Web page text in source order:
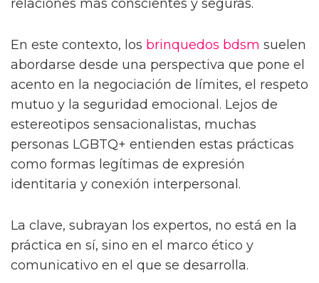
relaciones más conscientes y seguras.
En este contexto, los brinquedos bdsm suelen
abordarse desde una perspectiva que pone el
acento en la negociación de límites, el respeto
mutuo y la seguridad emocional. Lejos de
estereotipos sensacionalistas, muchas
personas LGBTQ+ entienden estas prácticas
como formas legítimas de expresión
identitaria y conexión interpersonal.
La clave, subrayan los expertos, no está en la
práctica en sí, sino en el marco ético y
comunicativo en el que se desarrolla.